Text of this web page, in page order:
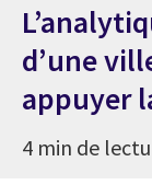
d’une
appuyer
4 min de